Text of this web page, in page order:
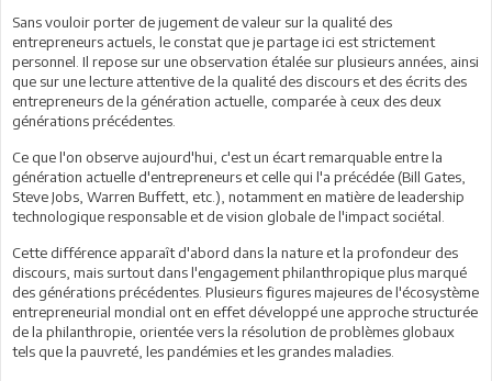
Sans vouloir porter de jugement de valeur sur la qualité des
entrepreneurs actuels, le constat que je partage ici est strictement
personnel. Il repose sur une observation étalée sur plusieurs années, ainsi
que sur une lecture attentive de la qualité des discours et des écrits des
entrepreneurs de la génération actuelle, comparée à ceux des deux
générations précédentes.
Ce que l'on observe aujourd'hui, c'est un écart remarquable entre la
génération actuelle d'entrepreneurs et celle qui l'a précédée (Bill Gates,
Steve Jobs, Warren Buffett, etc.), notamment en matière de leadership
technologique responsable et de vision globale de l'impact sociétal.
Cette différence apparaît d'abord dans la nature et la profondeur des
discours, mais surtout dans l'engagement philanthropique plus marqué
des générations précédentes. Plusieurs figures majeures de l'écosystème
entrepreneurial mondial ont en effet développé une approche structurée
de la philanthropie, orientée vers la résolution de problèmes globaux
tels que la pauvreté, les pandémies et les grandes maladies.